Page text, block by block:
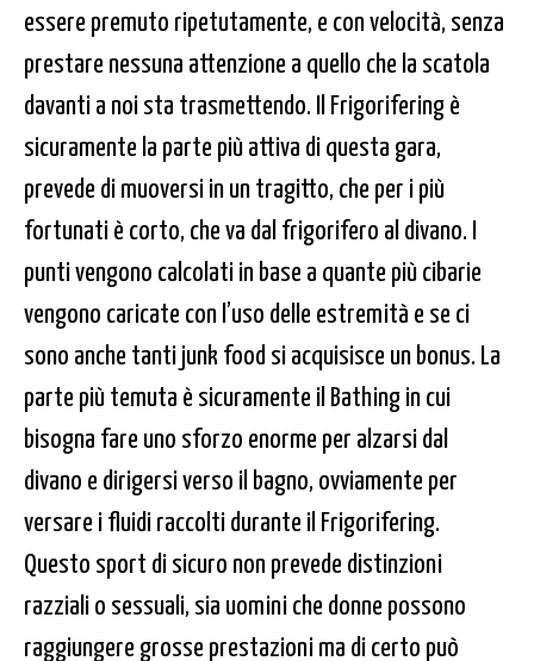
essere premuto ripetutamente, e con velocità, senza
prestare nessuna attenzione a quello che la scatola
davanti a noi sta trasmettendo. Il Frigorifering è
sicuramente la parte più attiva di questa gara,
prevede di muoversi in un tragitto, che per i più
fortunati è corto, che va dal frigorifero al divano. I
punti vengono calcolati in base a quante più cibarie
vengono caricate con l’uso delle estremità e se ci
sono anche tanti junk food si acquisisce un bonus. La
parte più temuta è sicuramente il Bathing in cui
bisogna fare uno sforzo enorme per alzarsi dal
divano e dirigersi verso il bagno, ovviamente per
versare i fluidi raccolti durante il Frigorifering.
Questo sport di sicuro non prevede distinzioni
razziali o sessuali, sia uomini che donne possono
raggiungere grosse prestazioni ma di certo può